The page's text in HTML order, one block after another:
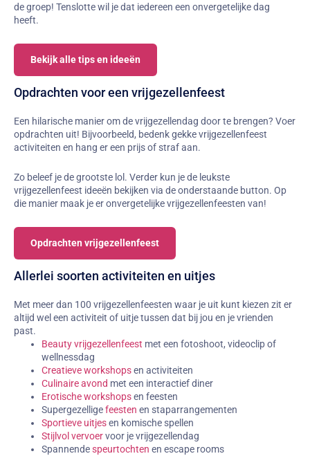
de groep! Tenslotte wil je dat iedereen een onvergetelijke dag
heeft.
Bekijk alle tips en ideeën
Opdrachten voor een vrijgezellenfeest
Een hilarische manier om de vrijgezellendag door te brengen? Voer
opdrachten uit! Bijvoorbeeld, bedenk gekke vrijgezellenfeest
activiteiten en hang er een prijs of straf aan.
Zo beleef je de grootste lol. Verder kun je de leukste
vrijgezellenfeest ideeën bekijken via de onderstaande button. Op
die manier maak je er onvergetelijke vrijgezellenfeesten van!
Opdrachten vrijgezellenfeest
Allerlei soorten activiteiten en uitjes
Met meer dan 100 vrijgezellenfeesten waar je uit kunt kiezen zit er
altijd wel een activiteit of uitje tussen dat bij jou en je vrienden
past.
Beauty vrijgezellenfeest met een fotoshoot, videoclip of
wellnessdag
Creatieve workshopsen activiteiten
Culinaire avond met een interactief diner
Erotische workshopsen feesten
Supergezelligefeesten en staparrangementen
Sportieve uitjesen komische spellen
Stijlvol vervoervoor je vrijgezellendag
Spannendespeurtochten en escape rooms